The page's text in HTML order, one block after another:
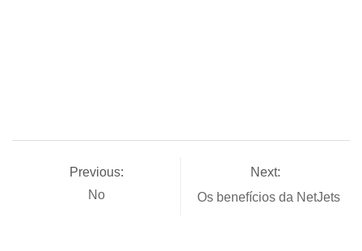
Previous:
No
Next:
Os benefícios da NetJets